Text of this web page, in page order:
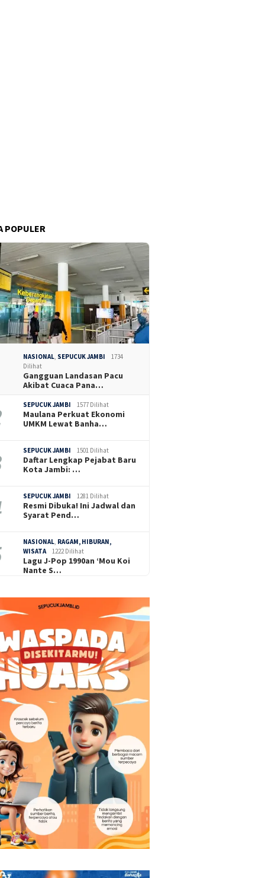
POPULER
NASIONAL SEPUCUK JAMBI
1734
Dilihat
Gangguan Landasan Pacu
Akibat Cuaca Pana…
SEPUCUK JAMBI 1577 Dilihat
Maulana Perkuat Ekonomi
UMKM Lewat Banha…
SEPUCUK JAMBI 1501 Dilihat
Daftar Lengkap Pejabat Baru
Kota Jambi: …
SEPUCUK JAMBI 1281 Dilihat
Resmi Dibuka! Ini Jadwal dan
Syarat Pend…
NASIONAL RAGAM, HIBURAN,
WISATA
1222 Dilihat
Lagu J-Pop 1990an ‘Mou Koi
Nante S…